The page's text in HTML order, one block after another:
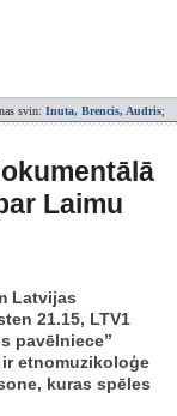
svin: Inuta, Brencis, Audris;
Laimu
Latvijas
21.15, LTV1
pavēlniece”
etnomuzikoloģe
kuras spēles